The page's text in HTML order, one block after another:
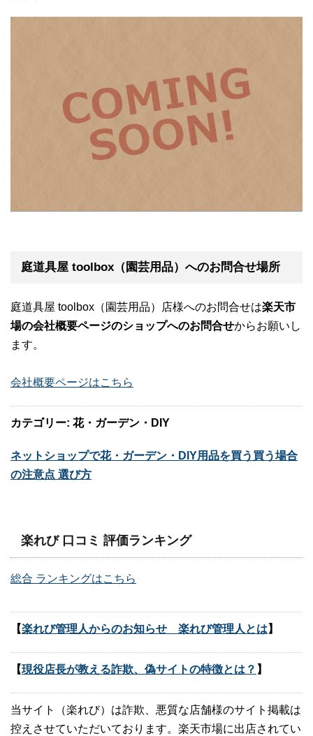
庭道具屋 toolbox（園芸用品）へのお問合せ場所
庭道具屋 toolbox（園芸用品）店様へのお問合せは楽天市
場の会社概要ページのショップへのお問合せからお願いし
ます。
会社概要ページはこちら
カテゴリー: 花・ガーデン・DIY
ネットショップで花・ガーデン・DIY用品を買う買う場合
の注意点 選び方
楽れび 口コミ 評価ランキング
総合 ランキングはこちら
【楽れび管理人からのお知らせ 楽れび管理人とは 】
【現役店長が教える詐欺、偽サイトの特徴とは？ 】
当サイト（楽れび）は詐欺、悪質な店舗様のサイト掲載は
控えさせていただいております。楽天市場に出店されてい